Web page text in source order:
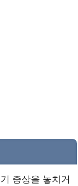
증상을 놓치거